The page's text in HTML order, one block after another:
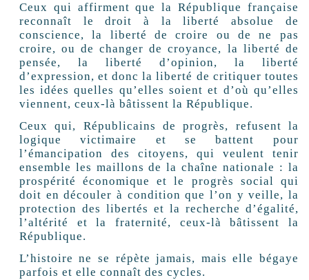
Ceux qui affirment que la République française
reconnaît le droit à la liberté absolue de
conscience, la liberté de croire ou de ne pas
croire, ou de changer de croyance, la liberté de
pensée, la liberté d’opinion, la liberté
d’expression, et donc la liberté de critiquer toutes
les idées quelles qu’elles soient et d’où qu’elles
viennent, ceux-là bâtissent la République.
Ceux qui, Républicains de progrès, refusent la
logique victimaire et se battent pour
l’émancipation des citoyens, qui veulent tenir
ensemble les maillons de la chaîne nationale : la
prospérité économique et le progrès social qui
doit en découler à condition que l’on y veille, la
protection des libertés et la recherche d’égalité,
l’altérité et la fraternité, ceux-là bâtissent la
République.
L’histoire ne se répète jamais, mais elle bégaye
parfois et elle connaît des cycles.